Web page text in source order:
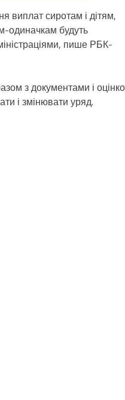
виплат сиротам і дітям,
одиначкам будуть
пише РБК-
з документами і
і змінювати уряд.